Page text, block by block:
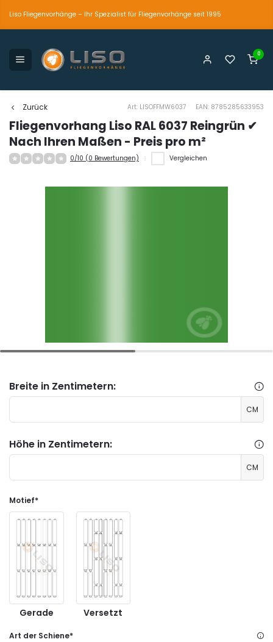
Liso Fliegenvorhänge – Ihr Spezialist für Fliegenvorhänge seit 1995
0
Zurück Art: LISOFFMW6037 EAN: 8785285633953
Fliegenvorhang Liso RAL 6037 Reingrün ✔
Nach Ihren Maßen - Preis pro m²
0/10 (0 Bewertungen) Vergleichen
Breite in Zentimetern:
CM
Höhe in Zentimetern:
CM
Motief*
Gerade Versetzt
Art der Schiene*